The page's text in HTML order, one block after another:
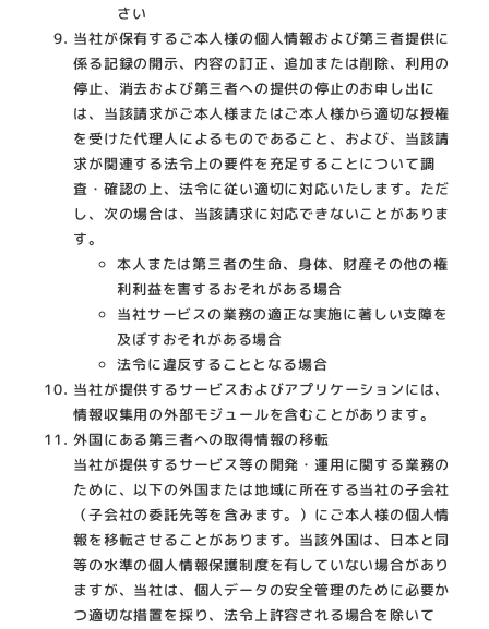
さい
当社が保有するご本人様の個人情報および第三者提供に
係る記録の開示、内容の訂正、追加または削除、利用の
停止、消去および第三者への提供の停止のお申し出に
は、当該請求がご本人様またはご本人様から適切な授権
を受けた代理人によるものであること、および、当該請
求が関連する法令上の要件を充足することについて調
査・確認の上、法令に従い適切に対応いたします。ただ
し、次の場合は、当該請求に対応できないことがありま
す。
本人または第三者の生命、身体、財産その他の権
利利益を害するおそれがある場合
当社サービスの業務の適正な実施に著しい支障を
及ぼすおそれがある場合
法令に違反することとなる場合
当社が提供するサービスおよびアプリケーションには、
情報収集用の外部モジュールを含むことがあります。
外国にある第三者への取得情報の移転
当社が提供するサービス等の開発・運用に関する業務の
ために、以下の外国または地域に所在する当社の子会社
（子会社の委託先等を含みます。）にご本人様の個人情
報を移転させることがあります。当該外国は、日本と同
等の水準の個人情報保護制度を有していない場合があり
ますが、当社は、個人データの安全管理のために必要か
つ適切な措置を採り、法令上許容される場合を除いて